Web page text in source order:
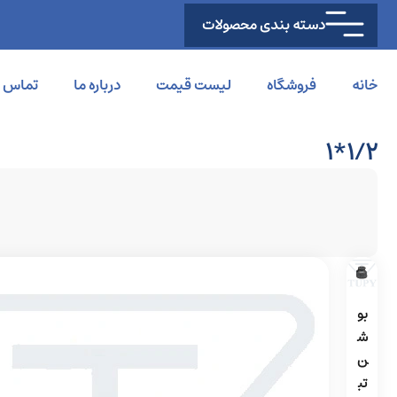
دسته بندی محصولات
خانه فروشگاه لیست قیمت درباره ما تماس
1/2*1
بو
ش
ن
تب